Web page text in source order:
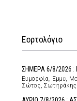
Εορτολόγιο
ΣΗΜΕΡΑ 6/8/2026
Ευμορφία, Έμμυ,
Σώτος,